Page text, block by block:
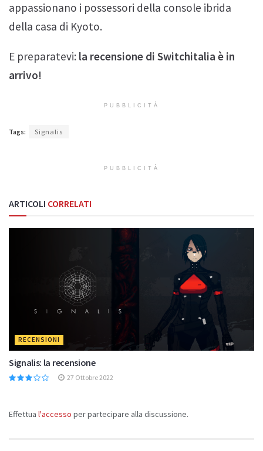
appassionano i possessori della console ibrida
della casa di Kyoto.
E preparatevi: la recensione di Switchitalia è in
arrivo!
PUBBLICITÀ
Tags: Signalis
PUBBLICITÀ
ARTICOLI CORRELATI
RECENSIONI
Signalis: la recensione
27 Ottobre 2022
Effettua l'accesso per partecipare alla discussione.